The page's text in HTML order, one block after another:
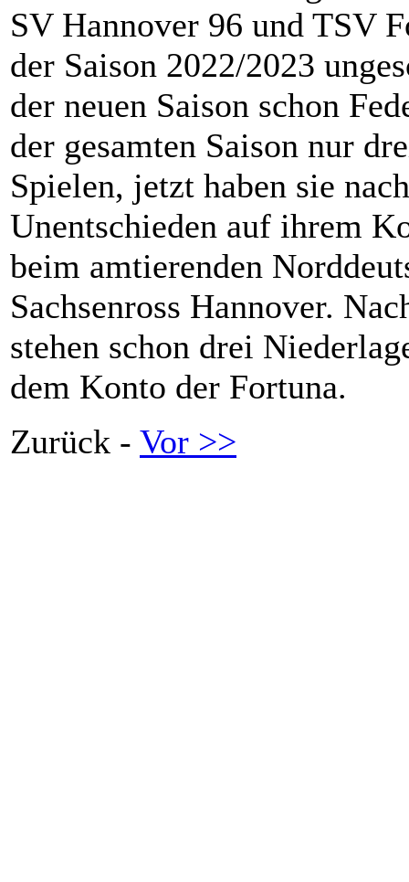
SV Hannover 96 und TSV
der Saison 2022/2023
der neuen Saison schon
der gesamten Saison nur
Spielen, jetzt haben sie
Unentschieden auf ihrem
beim amtierenden
Sachsenross Hannover.
stehen schon drei
dem Konto der Fortuna.
Zurück - Vor >>